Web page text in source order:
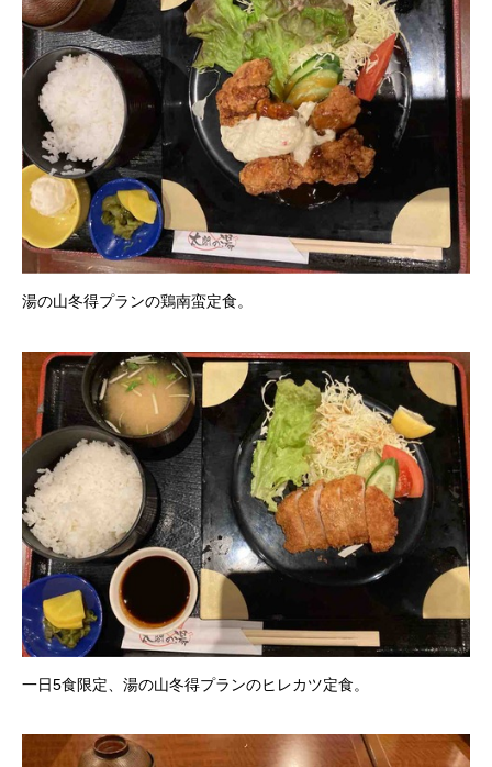
湯の山冬得プランの鶏南蛮定食。
一日5食限定、湯の山冬得プランのヒレカツ定食。